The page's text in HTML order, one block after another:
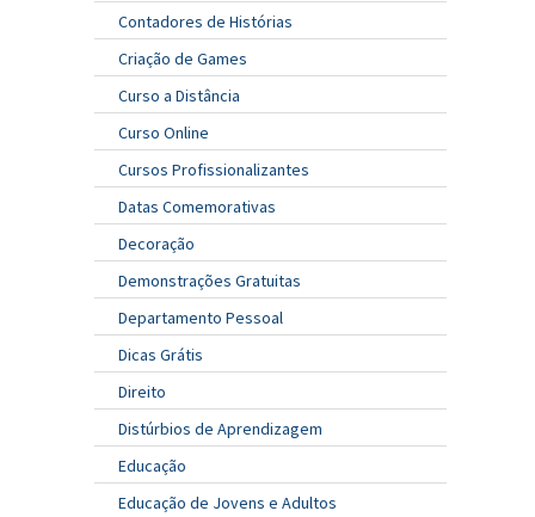
Contadores de Histórias
Criação de Games
Curso a Distância
Curso Online
Cursos Profissionalizantes
Datas Comemorativas
Decoração
Demonstrações Gratuitas
Departamento Pessoal
Dicas Grátis
Direito
Distúrbios de Aprendizagem
Educação
Educação de Jovens e Adultos